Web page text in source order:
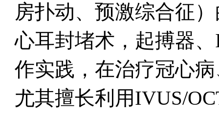
房扑动、预激综合征
心耳封堵术，起搏器
作实践，在治疗冠心
尤其擅长利用IVUS/